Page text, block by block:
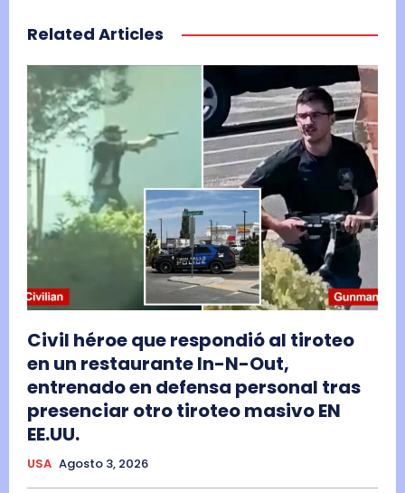
Related Articles
Civil héroe que respondió al tiroteo
en un restaurante In-N-Out,
entrenado en defensa personal tras
presenciar otro tiroteo masivo EN
EE.UU.
USA Agosto 3, 2026